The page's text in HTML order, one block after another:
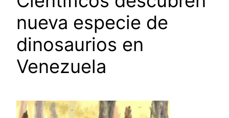
nueva especie de
dinosaurios en
Venezuela